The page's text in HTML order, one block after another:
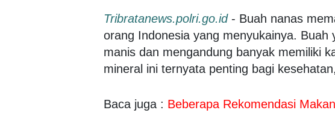
Tribratanews.polri.go.id- Buah nanas
orang Indonesia yang menyukainya.
manis dan mengandung banyak memiliki
mineral ini ternyata penting bagi
Baca juga : Beberapa Rekomendasi